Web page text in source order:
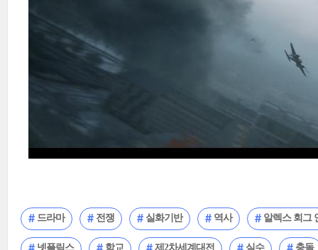
드라마 전쟁 실화기반 역사 알렉스 회그
넷플릭스 학교 제2차세계대전 실수 충돌